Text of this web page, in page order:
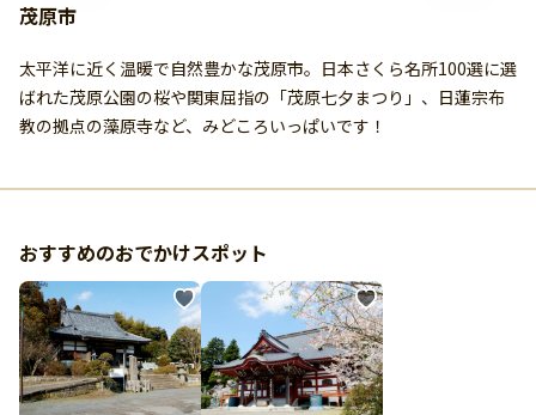
茂原市
太平洋に近く温暖で自然豊かな茂原市。日本さくら名所100選に選
ばれた茂原公園の桜や関東屈指の「茂原七夕まつり」、日蓮宗布
教の拠点の藻原寺など、みどころいっぱいです！
おすすめのおでかけスポット